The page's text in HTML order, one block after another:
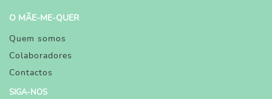
O MÃE-ME-QUER
Quem somos
Colaboradores
Contactos
SIGA-NOS